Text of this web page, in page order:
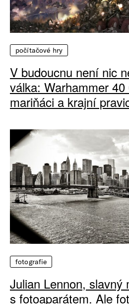
počítačové hry
V budoucnu není nic
válka: Warhammer
mariňáci a krajní
fotografie
Julian Lennon, slavný
s fotoaparátem. Ale